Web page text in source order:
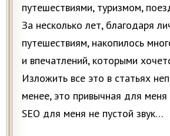
путешествиями, туризмом,
За несколько лет, благодаря
путешествиям, накопилось
и впечатлений, которыми
Изложить все это в статьях
менее, это привычная для
SEO для меня не пустой звук…